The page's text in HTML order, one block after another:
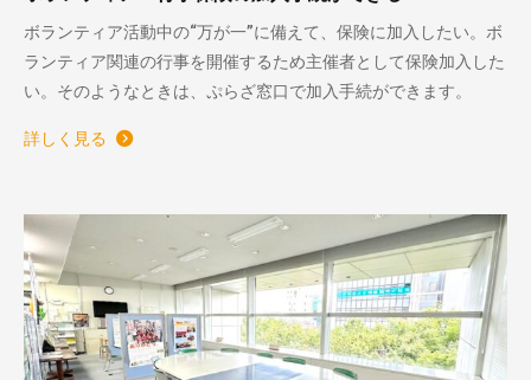
ボランティア活動中の“万が一”に備えて、保険に加入したい。ボ
ランティア関連の行事を開催するため主催者として保険加入した
い。そのようなときは、ぷらざ窓口で加入手続ができます。
詳しく見る